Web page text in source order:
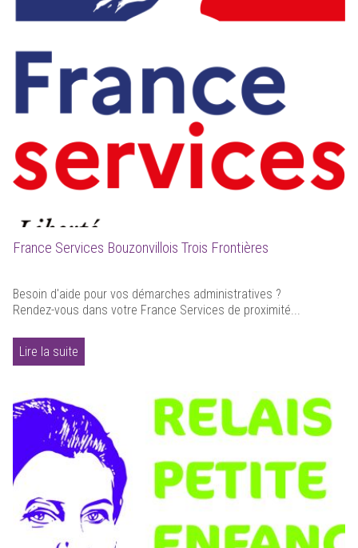
France Services Bouzonvillois Trois Frontières
Besoin d'aide pour vos démarches administratives ?
Rendez-vous dans votre France Services de proximité...
Lire la suite